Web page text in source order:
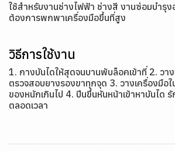
ใช้สำหรับงานช่างไฟฟ้า ช่างสี งานซ่อมบำรุง
ต้องการพกพาเครื่องมือขึ้นที่สูง
วิธีการใช้งาน
1. กางบันไดให้สุดจนบานพับล็อคเข้าที่ 2. วา
ตรวจสอบยางรองขาทุกจุด 3. วางเครื่องมือ
ของหนักเกินไป 4. ปีนขึ้นหันหน้าเข้าหาบันได
ตลอดเวลา